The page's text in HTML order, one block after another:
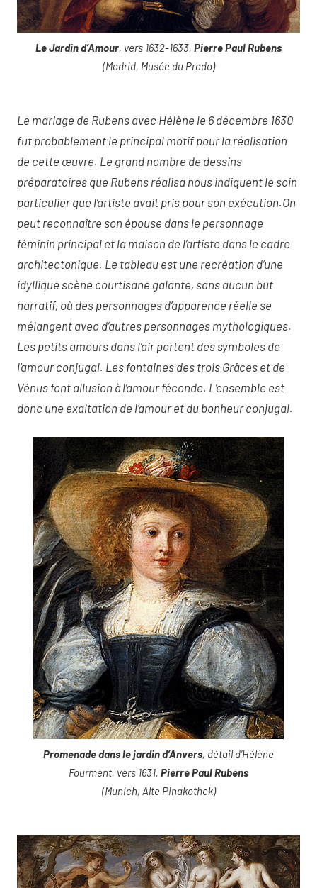
Le Jardin d’Amour, vers 1632-1633, Pierre Paul Rubens
(Madrid, Musée du Prado)
Le mariage de Rubens avec Hélène le 6 décembre 1630
fut probablement le principal motif pour la réalisation
de cette œuvre. Le grand nombre de dessins
préparatoires que Rubens réalisa nous indiquent le soin
particulier que l’artiste avait pris pour son exécution.On
peut reconnaître son épouse dans le personnage
féminin principal et la maison de l’artiste dans le cadre
architectonique. Le tableau est une recréation d’une
idyllique scène courtisane galante, sans aucun but
narratif, où des personnages d’apparence réelle se
mélangent avec d’autres personnages mythologiques.
Les petits amours dans l’air portent des symboles de
l’amour conjugal. Les fontaines des trois Grâces et de
Vénus font allusion à l’amour féconde. L’ensemble est
donc une exaltation de l’amour et du bonheur conjugal.
Promenade dans le jardin d’Anvers, détail d’Hélène
Fourment, vers 1631, Pierre Paul Rubens
(Munich, Alte Pinakothek)